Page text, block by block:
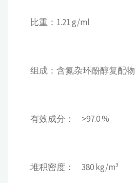
比重：1.21 g/ml
组成：含氮杂环酚醇复配物
有效成分： >97.0 %
堆积密度： 380 kg/m³